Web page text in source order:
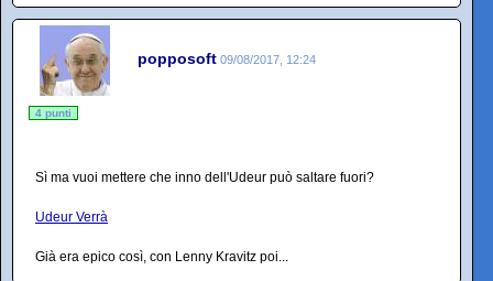
popposoft 09/08/2017, 12:24
4 punti
Sì ma vuoi mettere che inno dell'Udeur può saltare fuori?
Udeur Verrà
Già era epico così, con Lenny Kravitz poi...